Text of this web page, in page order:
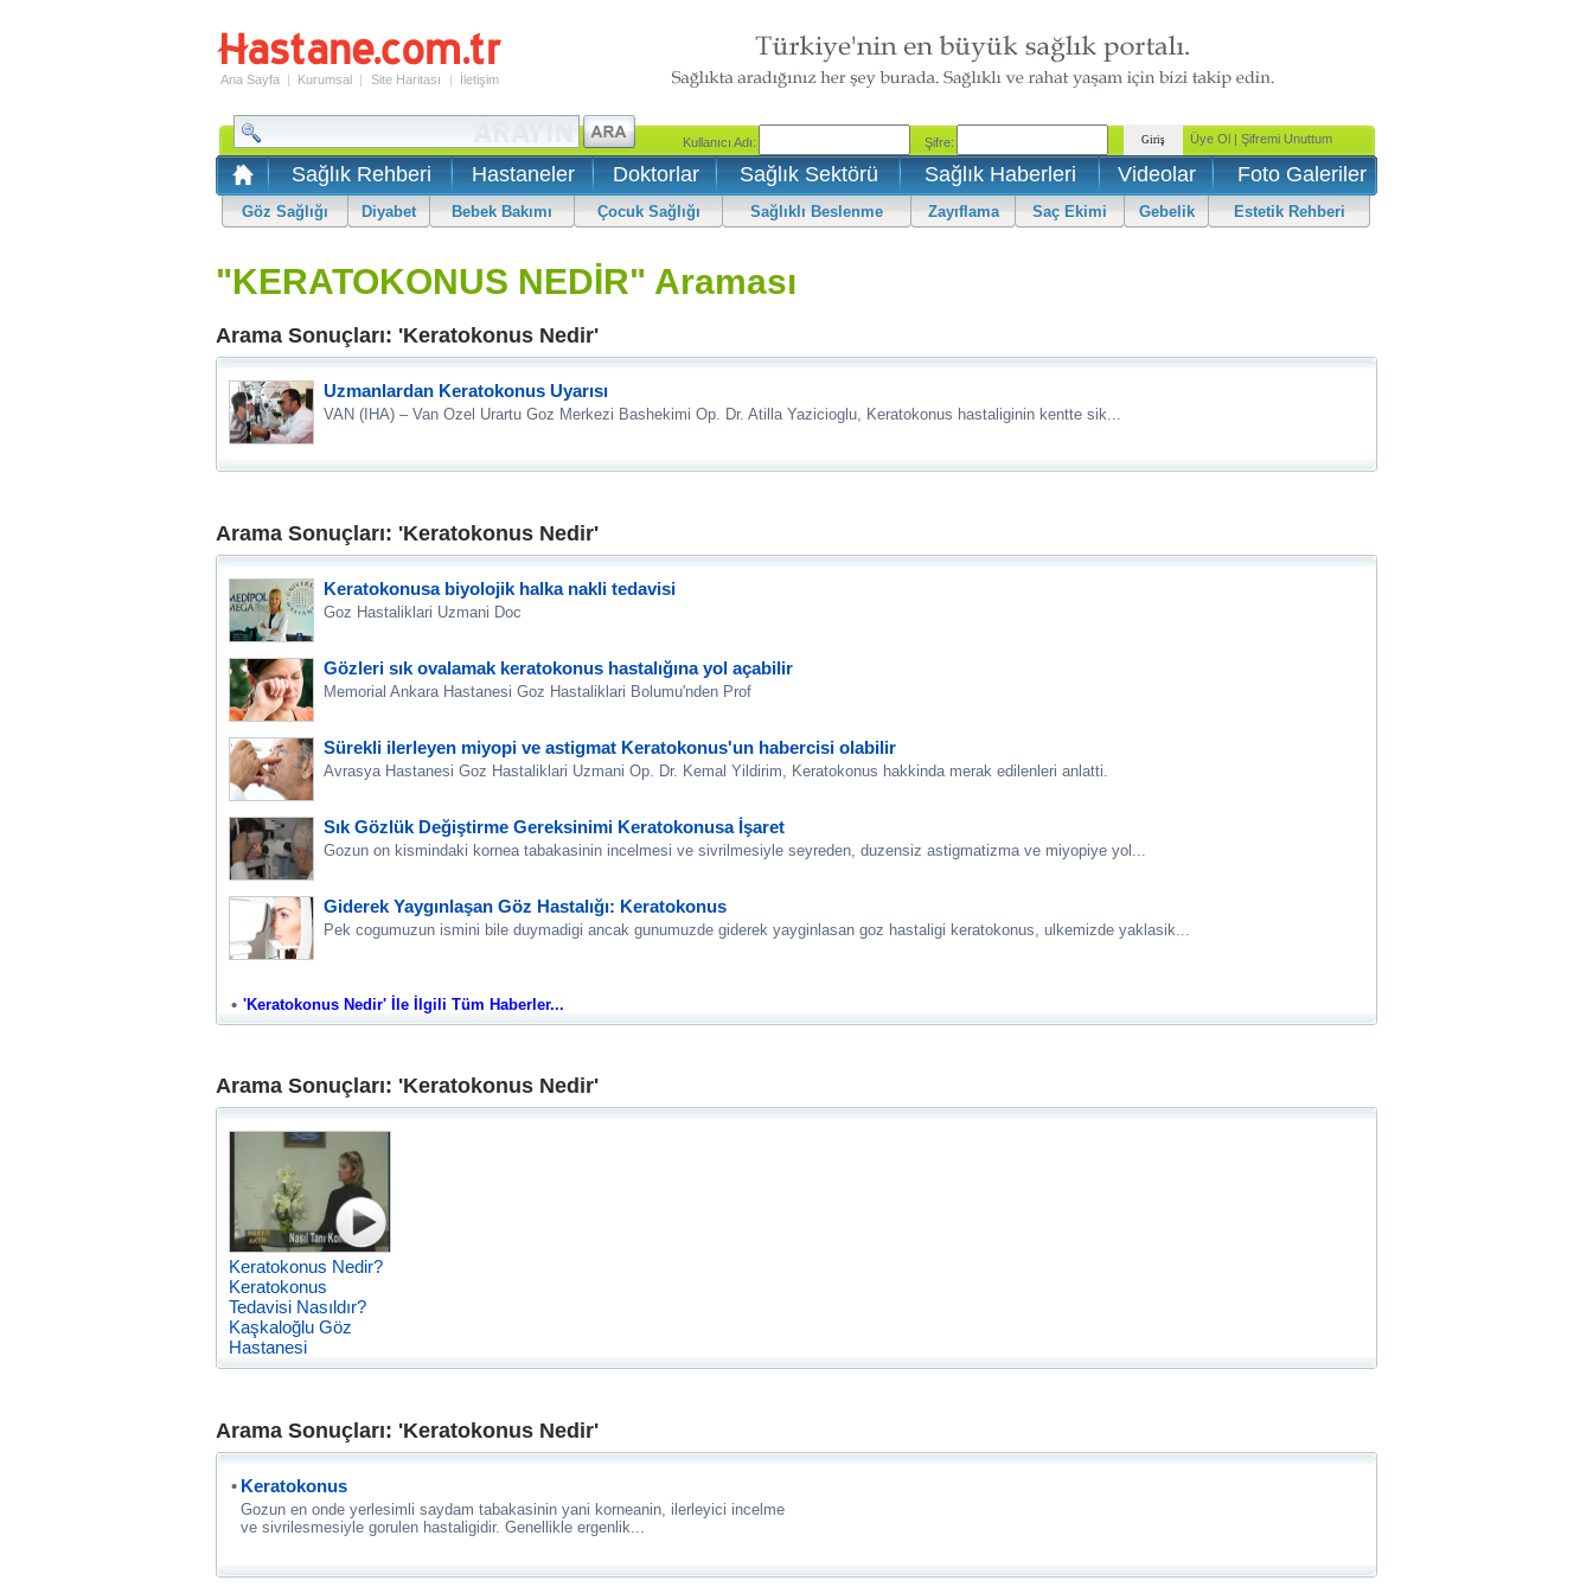
Ana Sayfa | Kurumsal | Site Haritası | İletişim
Sağlık Rehberi Hastaneler Doktorlar Sağlık Sektörü Sağlık Haberleri Videolar Foto Galeriler
Göz Sağlığı Diyabet Bebek Bakımı Çocuk Sağlığı Sağlıklı Beslenme Zayıflama Saç Ekimi Gebelik Estetik Rehberi
"KERATOKONUS NEDİR" Araması
Arama Sonuçları: 'Keratokonus Nedir'
Uzmanlardan Keratokonus Uyarısı
VAN (IHA) – Van Ozel Urartu Goz Merkezi Bashekimi Op. Dr. Atilla Yazicioglu, Keratokonus hastaliginin kentte sik...
Arama Sonuçları: 'Keratokonus Nedir'
Keratokonusa biyolojik halka nakli tedavisi
Goz Hastaliklari Uzmani Doc
Gözleri sık ovalamak keratokonus hastalığına yol açabilir
Memorial Ankara Hastanesi Goz Hastaliklari Bolumu'nden Prof
Sürekli ilerleyen miyopi ve astigmat Keratokonus'un habercisi olabilir
Avrasya Hastanesi Goz Hastaliklari Uzmani Op. Dr. Kemal Yildirim, Keratokonus hakkinda merak edilenleri anlatti.
Sık Gözlük Değiştirme Gereksinimi Keratokonusa İşaret
Gozun on kismindaki kornea tabakasinin incelmesi ve sivrilmesiyle seyreden, duzensiz astigmatizma ve miyopiye yol...
Giderek Yaygınlaşan Göz Hastalığı: Keratokonus
Pek cogumuzun ismini bile duymadigi ancak gunumuzde giderek yayginlasan goz hastaligi keratokonus, ulkemizde yaklasik...
'Keratokonus Nedir' İle İlgili Tüm Haberler...
Arama Sonuçları: 'Keratokonus Nedir'
Keratokonus Nedir?
Keratokonus
Tedavisi Nasıldır?
Kaşkaloğlu Göz
Hastanesi
Arama Sonuçları: 'Keratokonus Nedir'
Keratokonus
Gozun en onde yerlesimli saydam tabakasinin yani korneanin, ilerleyici incelme
ve sivrilesmesiyle gorulen hastaligidir. Genellikle ergenlik...